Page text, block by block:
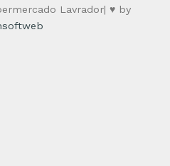
Lavrador| ♥ by